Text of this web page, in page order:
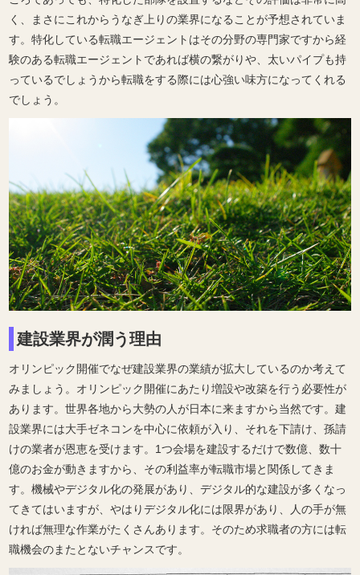
く、まさにこれからうなぎ上りの業界になることが予想されていま
す。特化している転職エージェントはその分野の専門家ですから経
験のある転職エージェントであれば横の繋がりや、太いパイプも持
っているでしょうから転職をする際には心強い味方になってくれる
でしょう。
建設業界が潤う理由
オリンピック開催でなぜ建設業界の業績が拡大しているのか考えて
みましょう。オリンピック開催にあたり増設や改築を行う必要性が
あります。世界各地から大勢の人が日本に来ますから当然です。建
設業界には大手ゼネコンを中心に依頼が入り、それを下請け、孫請
けの業者が恩恵を受けます。1つ会場を建設するだけで数億、数十
億のお金が動きますから、その利益率が転職市場と関係してきま
す。機械やデジタル化の発展があり、デジタル的な建設が多くなっ
てきてはいますが、やはりデジタル化には限界があり、人の手が無
ければ無理な作業がたくさんあります。そのため求職者の方には転
職機会のまたとないチャンスです。